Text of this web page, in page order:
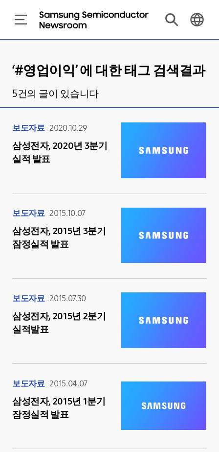
‘#영업이익’ 에 대한 태그 검색결과
5건의 글이 있습니다
보도자료 2020.10.29
삼성전자, 2020년 3분기
실적 발표
보도자료 2015.10.07
삼성전자, 2015년 3분기
잠정실적 발표
보도자료 2015.07.30
삼성전자, 2015년 2분기
실적발표
보도자료 2015.04.07
삼성전자, 2015년 1분기
잠정실적 발표